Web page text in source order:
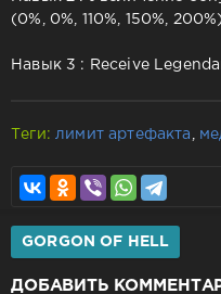
(0%, 0%, 110%, 150%, 200%)
Навык 3 : Receive
Теги: лимит артефакта
GORGON OF HELL
ДОБАВИТЬ